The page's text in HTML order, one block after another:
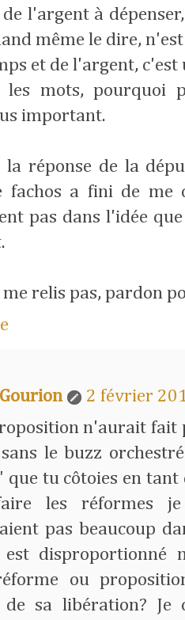
de l'argent à
même le dire,
et de l'argent, c'est
les mots, pourquoi
important.
la réponse de la
fachos a fini de me
pas dans l'idée
me relis pas, pardon
2 février
n'aurait fait
le buzz
que tu côtoies en
les réformes
pas beaucoup
est disproportionné
ou
de sa libération?